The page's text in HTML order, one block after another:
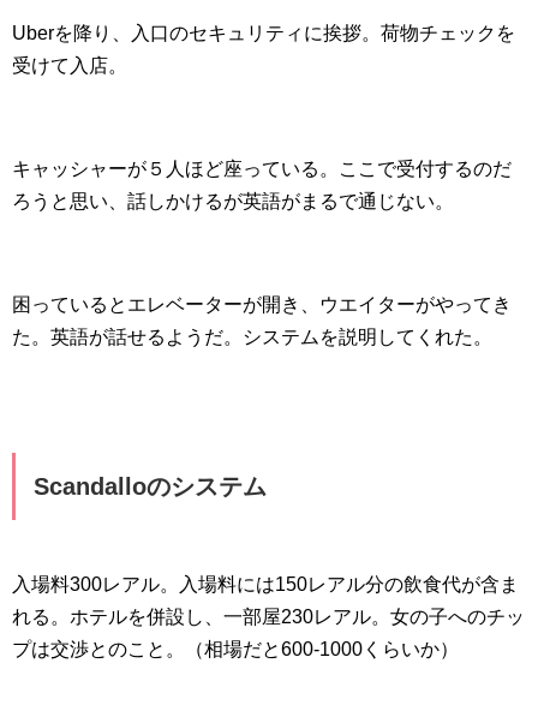
Uberを降り、入口のセキュリティに挨拶。荷物チェックを
受けて入店。
キャッシャーが５人ほど座っている。ここで受付するのだ
ろうと思い、話しかけるが英語がまるで通じない。
困っているとエレベーターが開き、ウエイターがやってき
た。英語が話せるようだ。システムを説明してくれた。
Scandalloのシステム
入場料300レアル。入場料には150レアル分の飲食代が含ま
れる。ホテルを併設し、一部屋230レアル。女の子へのチッ
プは交渉とのこと。（相場だと600-1000くらいか）